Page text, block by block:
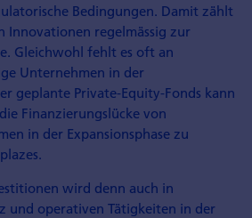
Bedingungen. Damit zählt
Innovationen regelmässig zur
Gleichwohl fehlt es oft an
Unternehmen in der
geplante Private-Equity-Fonds kann
Finanzierungslücke von
in der Expansionsphase zu
wird denn auch in
und operativen Tätigkeiten in der